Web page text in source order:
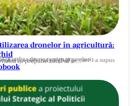
dronelor în agricultură:
a elaborat un ghid pe care l-a supus consultărilor publice. Autoritatea își propune astfel să se…